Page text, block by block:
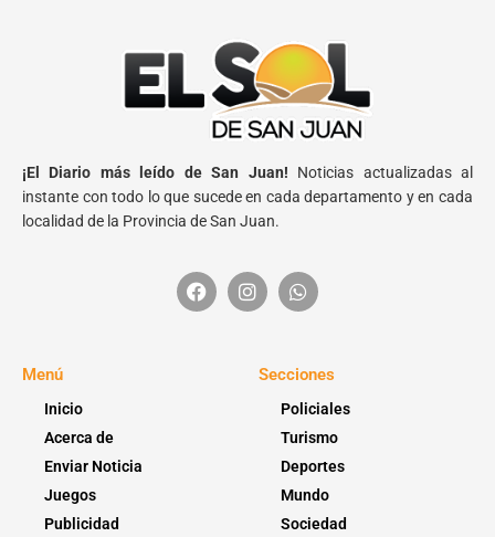
¡El Diario más leído de San Juan! Noticias actualizadas al
instante con todo lo que sucede en cada departamento y en cada
localidad de la Provincia de San Juan.
Menú
Inicio
Acerca de
Enviar Noticia
Juegos
Publicidad
Secciones
Policiales
Turismo
Deportes
Mundo
Sociedad